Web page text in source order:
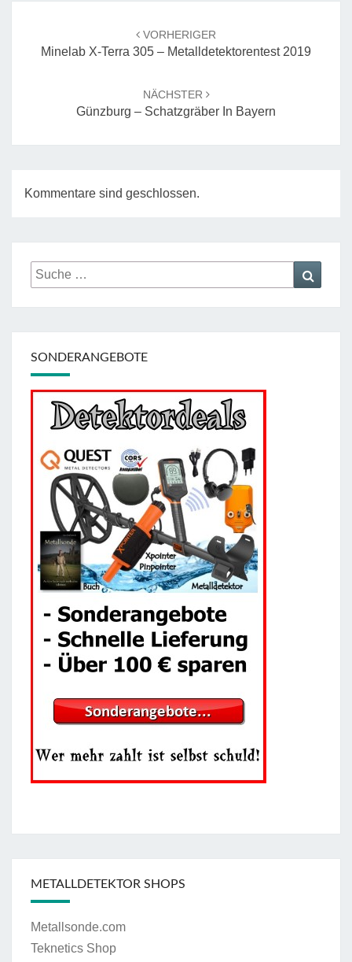
VORHERIGER
Minelab X-Terra 305 – Metalldetektorentest 2019
NÄCHSTER
Günzburg – Schatzgräber In Bayern
Kommentare sind geschlossen.
Suche
nach:
SONDERANGEBOTE
METALLDETEKTOR SHOPS
Metallsonde.com
Teknetics Shop